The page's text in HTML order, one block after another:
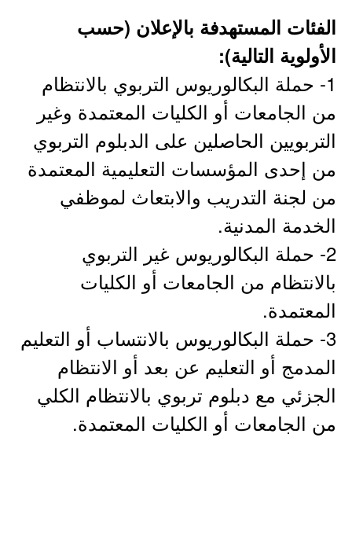
الفئات المستهدفة بالإعلان (حسب
الأولوية التالية):
1- حملة البكالوريوس التربوي بالانتظام
من الجامعات أو الكليات المعتمدة وغير
التربويين الحاصلين على الدبلوم التربوي
من إحدى المؤسسات التعليمية المعتمدة
من لجنة التدريب والابتعاث لموظفي
الخدمة المدنية.
2- حملة البكالوريوس غير التربوي
بالانتظام من الجامعات أو الكليات
المعتمدة.
3- حملة البكالوريوس بالانتساب أو التعليم
المدمج أو التعليم عن بعد أو الانتظام
الجزئي مع دبلوم تربوي بالانتظام الكلي
من الجامعات أو الكليات المعتمدة.